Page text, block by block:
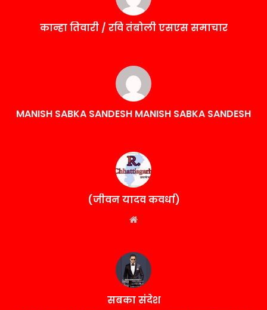
कान्हा तिवारी / रवि तंबोली एसएस समाचार
MANISH SABKA SANDESH MANISH SABKA SANDESH
(जीवन यादव कवर्धा)
सबका संदेश